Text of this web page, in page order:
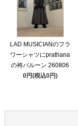
LAD MUSICIANのフラ
ワーシャツにprathana
の袴バルーン 260806
0円(税込0円)